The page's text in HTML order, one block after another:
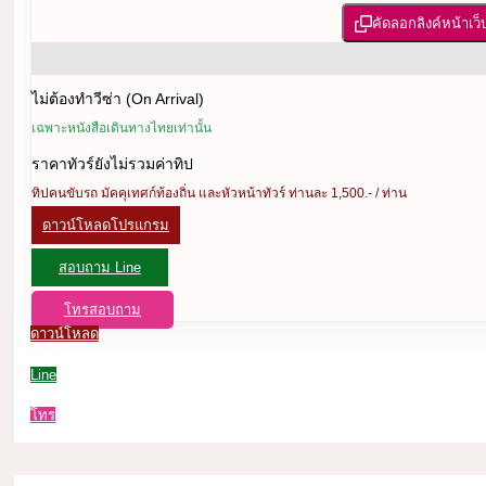
คัดลอกลิงค์หน้าเว็
ไม่ต้องทำวีซ่า (On Arrival)
เฉพาะหนังสือเดินทางไทยเท่านั้น
ราคาทัวร์ยังไม่รวมค่าทิป
ทิปคนขับรถ มัคคุเทศก์ท้องถิ่น และหัวหน้าทัวร์ ท่านละ 1,500.- / ท่าน
ดาวน์โหลดโปรแกรม
สอบถาม Line
โทรสอบถาม
ดาวน์โหลด
Line
โทร